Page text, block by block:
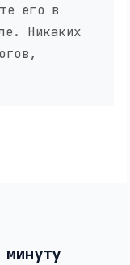
его в
Никаких